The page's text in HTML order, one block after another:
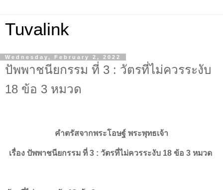
Tuvalink
Wednesday, February 2, 2022
ปัพพาชนียกรรม ที่ 3 : วัตรที่ไม่ควรระงับ
18 ข้อ 3 หมวด
คำตรัสจากพระโอษฐ์ พระพุทธเจ้า
เรื่อง ปัพพาชนียกรรม ที่ 3 : วัตรที่ไม่ควรระงับ 18 ข้อ 3 หมวด